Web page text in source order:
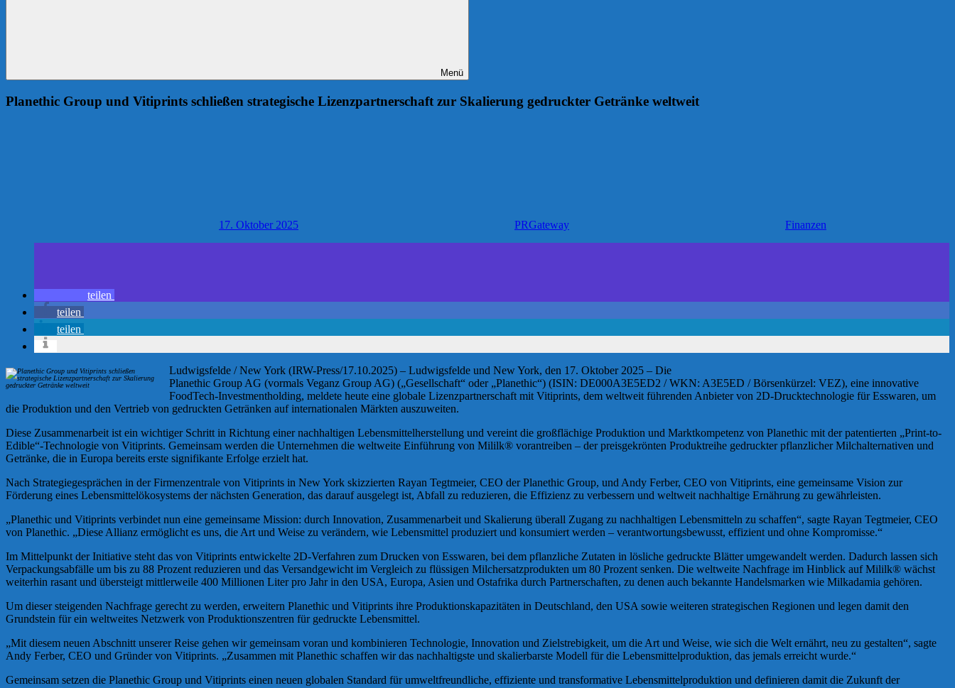
Menü
Planethic Group und Vitiprints schließen strategische Lizenzpartnerschaft zur Skalierung gedruckter Getränke weltweit
17. Oktober 2025 PRGateway Finanzen
teilen
teilen
teilen
Ludwigsfelde / New York (IRW-Press/17.10.2025) – Ludwigsfelde und New York, den 17. Oktober 2025 – Die
Planethic Group AG (vormals Veganz Group AG) („Gesellschaft“ oder „Planethic“) (ISIN: DE000A3E5ED2 / WKN: A3E5ED / Börsenkürzel: VEZ), eine innovative
FoodTech-Investmentholding, meldete heute eine globale Lizenzpartnerschaft mit Vitiprints, dem weltweit führenden Anbieter von 2D-Drucktechnologie für Esswaren, um
die Produktion und den Vertrieb von gedruckten Getränken auf internationalen Märkten auszuweiten.
Diese Zusammenarbeit ist ein wichtiger Schritt in Richtung einer nachhaltigen Lebensmittelherstellung und vereint die großflächige Produktion und Marktkompetenz von Planethic mit der patentierten „Print-to-
Edible“-Technologie von Vitiprints. Gemeinsam werden die Unternehmen die weltweite Einführung von Mililk® vorantreiben – der preisgekrönten Produktreihe gedruckter pflanzlicher Milchalternativen und
Getränke, die in Europa bereits erste signifikante Erfolge erzielt hat.
Nach Strategiegesprächen in der Firmenzentrale von Vitiprints in New York skizzierten Rayan Tegtmeier, CEO der Planethic Group, und Andy Ferber, CEO von Vitiprints, eine gemeinsame Vision zur
Förderung eines Lebensmittelökosystems der nächsten Generation, das darauf ausgelegt ist, Abfall zu reduzieren, die Effizienz zu verbessern und weltweit nachhaltige Ernährung zu gewährleisten.
„Planethic und Vitiprints verbindet nun eine gemeinsame Mission: durch Innovation, Zusammenarbeit und Skalierung überall Zugang zu nachhaltigen Lebensmitteln zu schaffen“, sagte Rayan Tegtmeier, CEO
von Planethic. „Diese Allianz ermöglicht es uns, die Art und Weise zu verändern, wie Lebensmittel produziert und konsumiert werden – verantwortungsbewusst, effizient und ohne Kompromisse.“
Im Mittelpunkt der Initiative steht das von Vitiprints entwickelte 2D-Verfahren zum Drucken von Esswaren, bei dem pflanzliche Zutaten in lösliche gedruckte Blätter umgewandelt werden. Dadurch lassen sich
Verpackungsabfälle um bis zu 88 Prozent reduzieren und das Versandgewicht im Vergleich zu flüssigen Milchersatzprodukten um 80 Prozent senken. Die weltweite Nachfrage im Hinblick auf Mililk® wächst
weiterhin rasant und übersteigt mittlerweile 400 Millionen Liter pro Jahr in den USA, Europa, Asien und Ostafrika durch Partnerschaften, zu denen auch bekannte Handelsmarken wie Milkadamia gehören.
Um dieser steigenden Nachfrage gerecht zu werden, erweitern Planethic und Vitiprints ihre Produktionskapazitäten in Deutschland, den USA sowie weiteren strategischen Regionen und legen damit den
Grundstein für ein weltweites Netzwerk von Produktionszentren für gedruckte Lebensmittel.
„Mit diesem neuen Abschnitt unserer Reise gehen wir gemeinsam voran und kombinieren Technologie, Innovation und Zielstrebigkeit, um die Art und Weise, wie sich die Welt ernährt, neu zu gestalten“, sagte
Andy Ferber, CEO und Gründer von Vitiprints. „Zusammen mit Planethic schaffen wir das nachhaltigste und skalierbarste Modell für die Lebensmittelproduktion, das jemals erreicht wurde.“
Gemeinsam setzen die Planethic Group und Vitiprints einen neuen globalen Standard für umweltfreundliche, effiziente und transformative Lebensmittelproduktion und definieren damit die Zukunft der